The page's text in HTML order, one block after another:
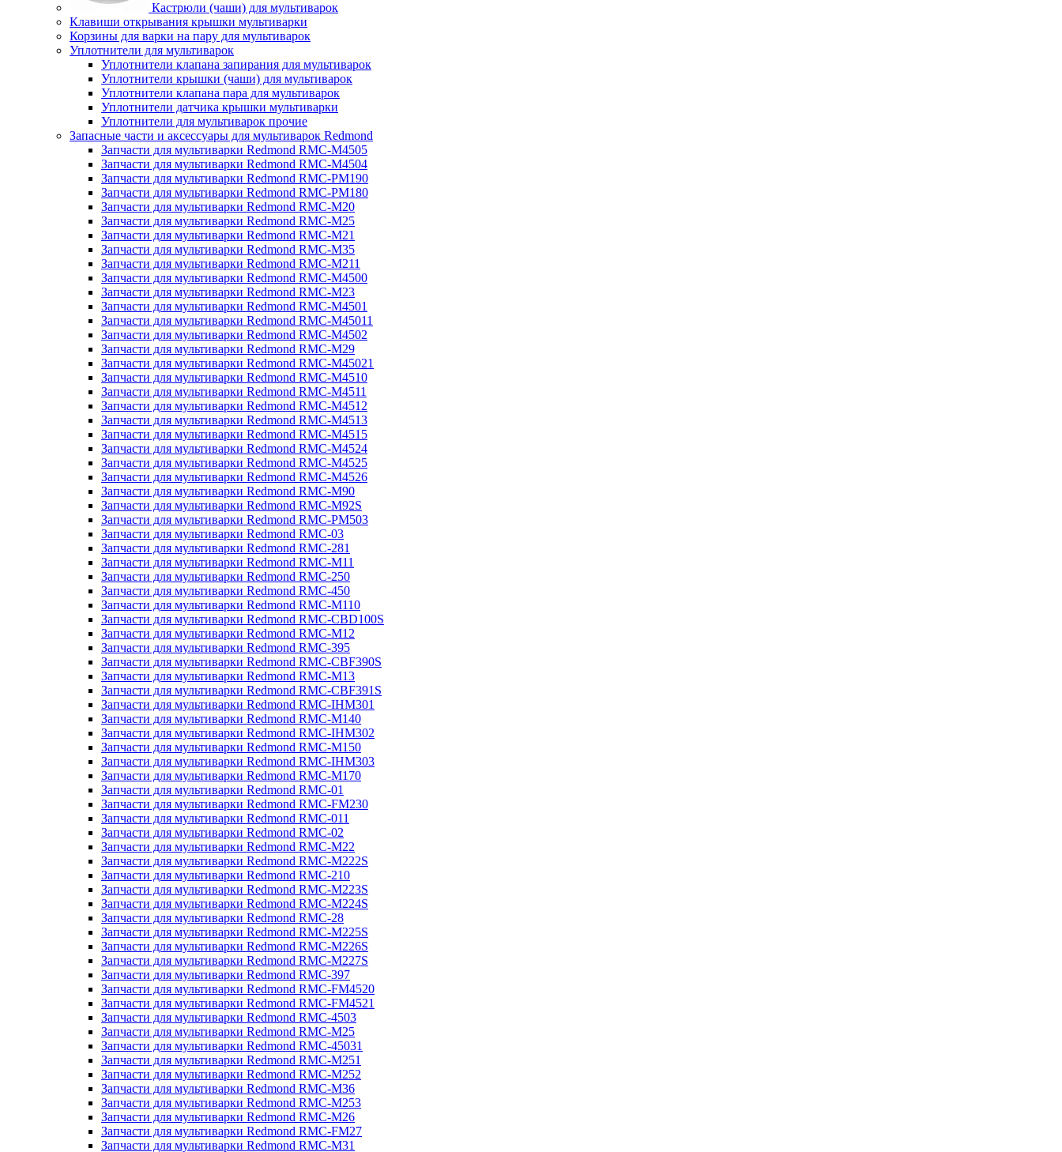
Кастрюли (чаши) для мультиварок
Клавиши открывания крышки мультиварки
Корзины для варки на пару для мультиварок
Уплотнители для мультиварок
Уплотнители клапана запирания для мультиварок
Уплотнители крышки (чаши) для мультиварок
Уплотнители клапана пара для мультиварок
Уплотнители датчика крышки мультиварки
Уплотнители для мультиварок прочие
Запасные части и аксессуары для мультиварок Redmond
Запчасти для мультиварки Redmond RMC-M4505
Запчасти для мультиварки Redmond RMC-M4504
Запчасти для мультиварки Redmond RMC-PM190
Запчасти для мультиварки Redmond RMC-PM180
Запчасти для мультиварки Redmond RMC-M20
Запчасти для мультиварки Redmond RMC-M25
Запчасти для мультиварки Redmond RMC-M21
Запчасти для мультиварки Redmond RMC-M35
Запчасти для мультиварки Redmond RMC-M211
Запчасти для мультиварки Redmond RMC-M4500
Запчасти для мультиварки Redmond RMC-M23
Запчасти для мультиварки Redmond RMC-M4501
Запчасти для мультиварки Redmond RMC-M45011
Запчасти для мультиварки Redmond RMC-M4502
Запчасти для мультиварки Redmond RMC-M29
Запчасти для мультиварки Redmond RMC-M45021
Запчасти для мультиварки Redmond RMC-M4510
Запчасти для мультиварки Redmond RMC-M4511
Запчасти для мультиварки Redmond RMC-M4512
Запчасти для мультиварки Redmond RMC-M4513
Запчасти для мультиварки Redmond RMC-M4515
Запчасти для мультиварки Redmond RMC-M4524
Запчасти для мультиварки Redmond RMC-M4525
Запчасти для мультиварки Redmond RMC-M4526
Запчасти для мультиварки Redmond RMC-M90
Запчасти для мультиварки Redmond RMC-M92S
Запчасти для мультиварки Redmond RMC-PM503
Запчасти для мультиварки Redmond RMC-03
Запчасти для мультиварки Redmond RMC-281
Запчасти для мультиварки Redmond RMC-M11
Запчасти для мультиварки Redmond RMC-250
Запчасти для мультиварки Redmond RMC-450
Запчасти для мультиварки Redmond RMC-M110
Запчасти для мультиварки Redmond RMC-CBD100S
Запчасти для мультиварки Redmond RMC-M12
Запчасти для мультиварки Redmond RMC-395
Запчасти для мультиварки Redmond RMC-CBF390S
Запчасти для мультиварки Redmond RMC-M13
Запчасти для мультиварки Redmond RMC-CBF391S
Запчасти для мультиварки Redmond RMC-IHM301
Запчасти для мультиварки Redmond RMC-M140
Запчасти для мультиварки Redmond RMC-IHM302
Запчасти для мультиварки Redmond RMC-M150
Запчасти для мультиварки Redmond RMC-IHM303
Запчасти для мультиварки Redmond RMC-M170
Запчасти для мультиварки Redmond RMC-01
Запчасти для мультиварки Redmond RMC-FM230
Запчасти для мультиварки Redmond RMC-011
Запчасти для мультиварки Redmond RMC-02
Запчасти для мультиварки Redmond RMC-M22
Запчасти для мультиварки Redmond RMC-M222S
Запчасти для мультиварки Redmond RMC-210
Запчасти для мультиварки Redmond RMC-M223S
Запчасти для мультиварки Redmond RMC-M224S
Запчасти для мультиварки Redmond RMC-28
Запчасти для мультиварки Redmond RMC-M225S
Запчасти для мультиварки Redmond RMC-M226S
Запчасти для мультиварки Redmond RMC-M227S
Запчасти для мультиварки Redmond RMC-397
Запчасти для мультиварки Redmond RMC-FM4520
Запчасти для мультиварки Redmond RMC-FM4521
Запчасти для мультиварки Redmond RMC-4503
Запчасти для мультиварки Redmond RMC-M25
Запчасти для мультиварки Redmond RMC-45031
Запчасти для мультиварки Redmond RMC-M251
Запчасти для мультиварки Redmond RMC-M252
Запчасти для мультиварки Redmond RMC-M36
Запчасти для мультиварки Redmond RMC-M253
Запчасти для мультиварки Redmond RMC-M26
Запчасти для мультиварки Redmond RMC-FM27
Запчасти для мультиварки Redmond RMC-M31